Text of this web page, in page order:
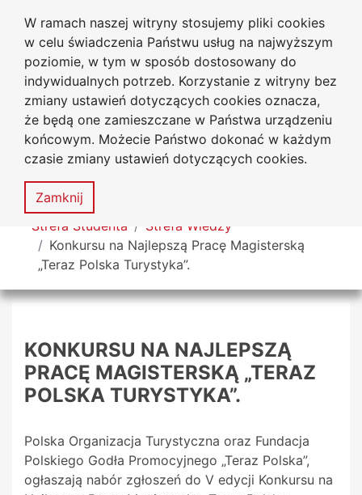
W ramach naszej witryny stosujemy pliki cookies
w celu świadczenia Państwu usług na najwyższym
poziomie, w tym w sposób dostosowany do
indywidualnych potrzeb. Korzystanie z witryny bez
zmiany ustawień dotyczących cookies oznacza,
że będą one zamieszczane w Państwa urządzeniu
końcowym. Możecie Państwo dokonać w każdym
czasie zmiany ustawień dotyczących cookies.
Zamknij
Przejdź do głównego menu
Przejdź do treści
Przejdź do wyszukiwarki
Przejdź do mapy serwisu
Uniwersytet
Jana Długosza w Częstochowie
Biuro Karier
Deklaracja
dostępności
Mapa
serwisu
MENU
Tutaj jesteś
Strefa Studenta
Strefa Wiedzy
Konkursu na Najlepszą Pracę Magisterską
„Teraz Polska Turystyka”.
KONKURSU NA NAJLEPSZĄ
PRACĘ MAGISTERSKĄ „TERAZ
POLSKA TURYSTYKA”.
Polska Organizacja Turystyczna oraz Fundacja
Polskiego Godła Promocyjnego „Teraz Polska”,
ogłaszają nabór zgłoszeń do V edycji Konkursu na